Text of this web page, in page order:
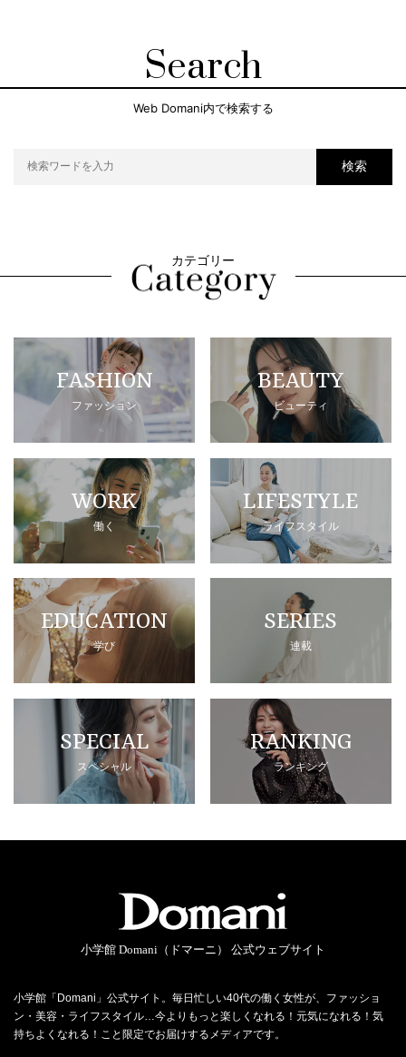
Search
Web Domani内で検索する
検索
カテゴリー
FASHION
ファッション
BEAUTY
ビューティ
WORK
働く
LIFESTYLE
ライフスタイル
EDUCATION
学び
SERIES
連載
SPECIAL
スペシャル
RANKING
ランキング
小学館 Domani（ドマーニ） 公式ウェブサイト
小学館「Domani」公式サイト。毎日忙しい40代の働く女性が、ファッショ
ン・美容・ライフスタイル…今よりもっと楽しくなれる！元気になれる！気
持ちよくなれる！こと限定でお届けするメディアです。